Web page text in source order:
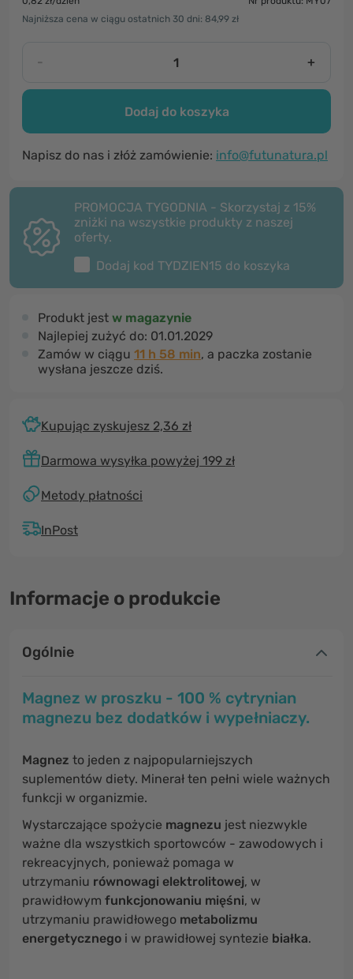
Najniższa cena w ciągu ostatnich 30 dni: 84,99 zł
- +
Dodaj do koszyka
Napisz do nas i złóż zamówienie: info@futunatura.pl
PROMOCJA TYGODNIA - Skorzystaj z 15%
zniżki na wszystkie produkty z naszej
oferty.
Dodaj kod TYDZIEN15 do koszyka
Produkt jest w magazynie
Najlepiej zużyć do: 01.01.2029
Zamów w ciągu 11 h 58 min, a paczka zostanie
wysłana jeszcze dziś.
Kupując zyskujesz 2,36 zł
Darmowa wysyłka powyżej 199 zł
Metody płatności
InPost
Informacje o produkcie
Ogólnie
Magnez w proszku - 100 % cytrynian
magnezu bez dodatków i wypełniaczy.
Magnez to jeden z najpopularniejszych
suplementów diety. Minerał ten pełni wiele ważnych
funkcji w organizmie.
Wystarczające spożycie magnezu jest niezwykle
ważne dla wszystkich sportowców - zawodowych i
rekreacyjnych, ponieważ pomaga w
utrzymaniu równowagi elektrolitowej, w
prawidłowym funkcjonowaniu mięśni, w
utrzymaniu prawidłowego metabolizmu
energetycznego i w prawidłowej syntezie białka.